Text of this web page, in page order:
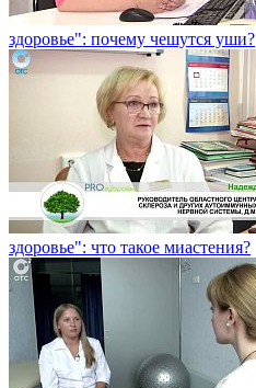
здоровье": почему чешутся уши?
здоровье": что такое миастения?